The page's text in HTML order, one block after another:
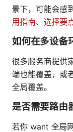
景下，可能会感
用指南、选择要
如何在多设备
很多服务商提供
端也能覆盖，或
全局覆盖。
是否需要路由
若你 want 全局